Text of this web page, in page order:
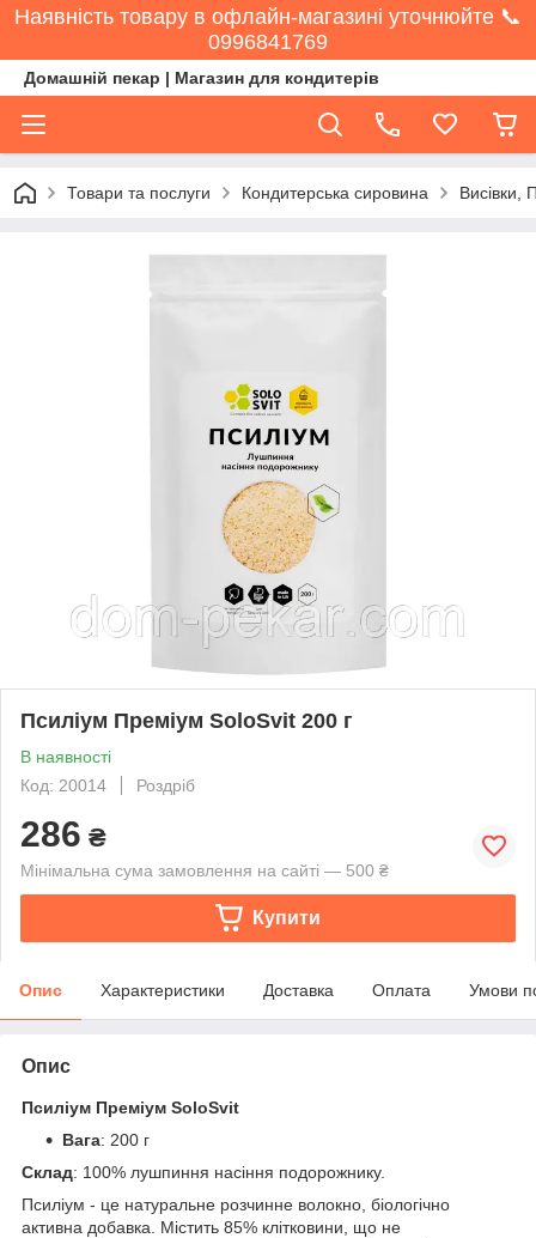
Наявність товару в офлайн-магазині уточнюйте 📞
0996841769
Домашній пекар | Магазин для кондитерів
Товари та послуги Кондитерська сировина Висівки,
Псиліум Преміум SoloSvit 200 г
В наявності
Код: 20014
Роздріб
286 ₴
Мінімальна сума замовлення на сайті — 500 ₴
Купити
Опис Характеристики Доставка Оплата Умови
Опис
Псиліум Преміум SoloSvit
Вага: 200 г
Склад: 100% лушпиння насіння подорожнику.
Псиліум - це натуральне розчинне волокно, біологічно
активна добавка. Містить 85% клітковини, що не